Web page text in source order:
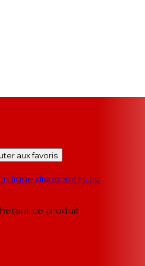
aux favoris
ligne disponibles au
ce produit